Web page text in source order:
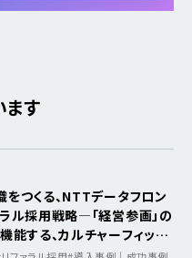
ます
つくる、NTTデータフロン
ル採用戦略―「経営参画」の
能する、カルチャーフィット
基盤